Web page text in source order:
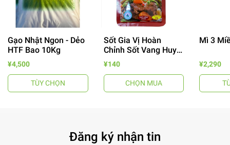
- 64%
Gạo Nhật Ngon - Dẻo
HTF Bao 10Kg
¥4,500
TÙY CHỌN
Sốt Gia Vị Hoàn
Chỉnh Sốt Vang Huy
Tuấn
¥140
CHỌN MUA
Mì 3
¥2,290
Đăng ký nhận tin